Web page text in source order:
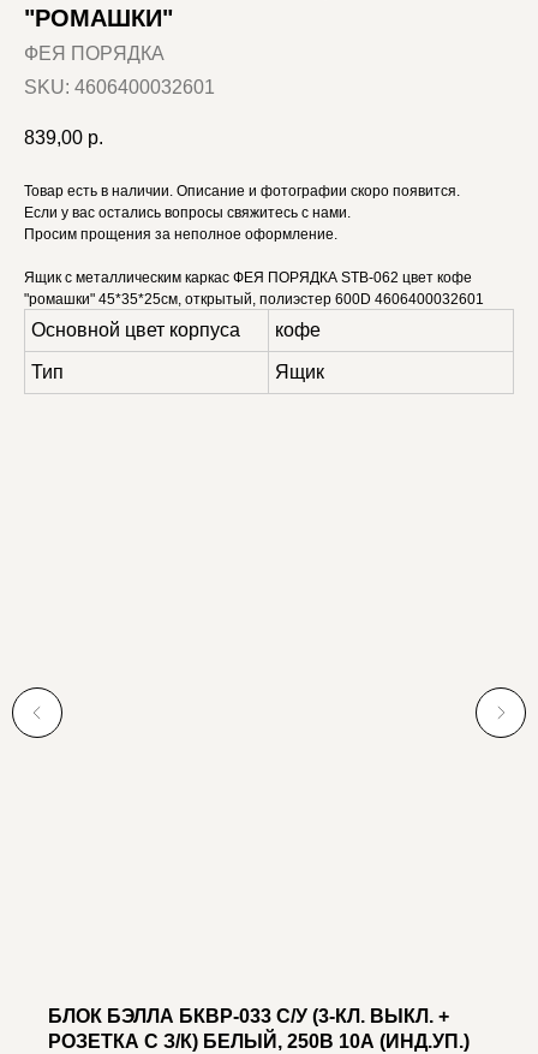
"РОМАШКИ"
ФЕЯ ПОРЯДКА
SKU: 4606400032601
839,00 р.
Товар есть в наличии. Описание и фотографии скоро появится.
Если у вас остались вопросы свяжитесь с нами.
Просим прощения за неполное оформление.
Ящик с металлическим каркас ФЕЯ ПОРЯДКА STB-062 цвет кофе
"ромашки" 45*35*25см, открытый, полиэстер 600D 4606400032601
Основной цвет корпуса кофе
Тип Ящик
БЛОК БЭЛЛА БКВР-033 С/У (3-КЛ. ВЫКЛ. +
РОЗЕТКА C З/К) БЕЛЫЙ, 250В 10А (ИНД.УП.)